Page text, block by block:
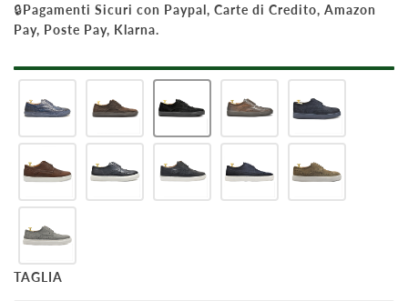
🔒Pagamenti Sicuri con Paypal, Carte di Credito, Amazon
Pay, Poste Pay, Klarna.
TAGLIA